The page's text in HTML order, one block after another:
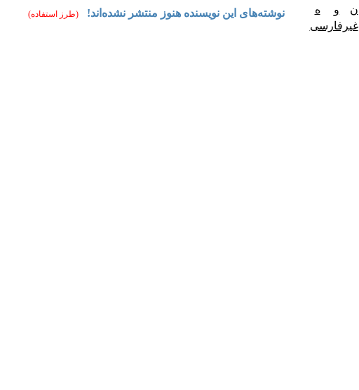
نوشته‌های این نویسنده هنوز منتشر نشده‌اند! (طرز استفاده) ن و
ه
غیرفارسی